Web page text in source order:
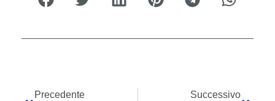
Precedente Successivo